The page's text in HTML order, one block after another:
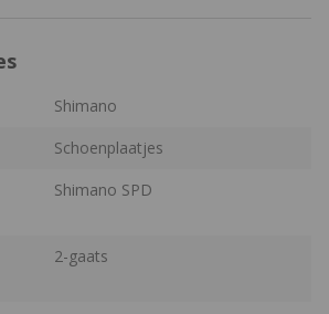
Shimano
Schoenplaatjes
Shimano SPD
2-gaats